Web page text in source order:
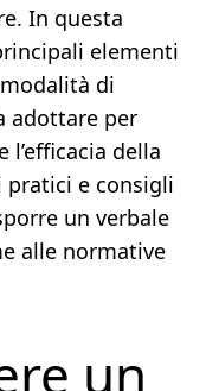
In questa
elementi
di
adottare per
l’efficacia della
pratici e consigli
un verbale
alle normative
un